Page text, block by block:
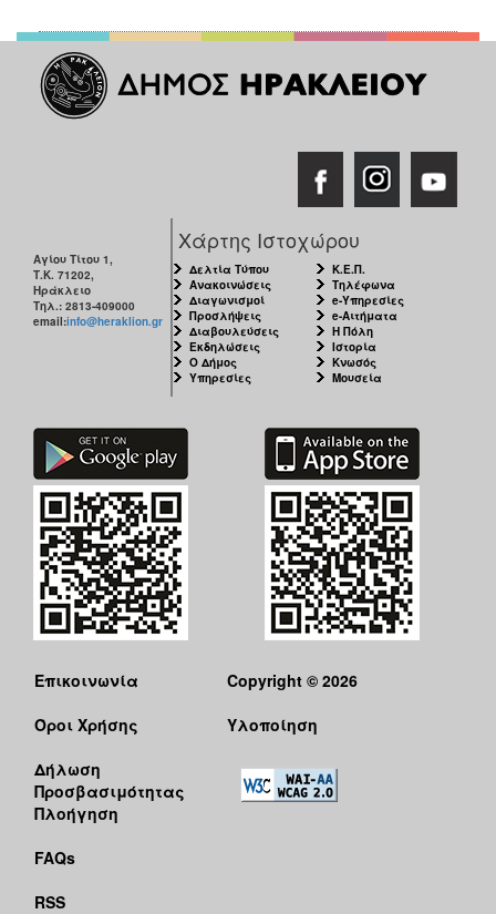
Αγίου Τίτου 1,
Τ.Κ. 71202,
Ηράκλειο
Τηλ.: 2813-409000
email:info@heraklion.gr
Χάρτης Ιστοχώρου
Δελτία Τύπου
Ανακοινώσεις
Διαγωνισμοί
Προσλήψεις
Διαβουλεύσεις
Εκδηλώσεις
Ο Δήμος
Υπηρεσίες
Κ.Ε.Π.
Τηλέφωνα
e-Υπηρεσίες
e-Αιτήματα
Η Πόλη
Ιστορία
Κνωσός
Μουσεία
Επικοινωνία
Όροι Χρήσης
Δήλωση
Προσβασιμότητας
Πλοήγηση
FAQs
RSS
Copyright © 2026
Υλοποίηση